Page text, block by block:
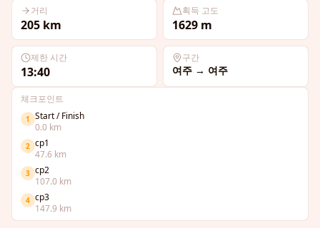
거리
205 km
획득 고도
1629 m
제한 시간
13:40
구간
여주 → 여주
체크포인트
1 Start / Finish
0.0 km
2 cp1
47.6 km
3 cp2
107.0 km
4 cp3
147.9 km